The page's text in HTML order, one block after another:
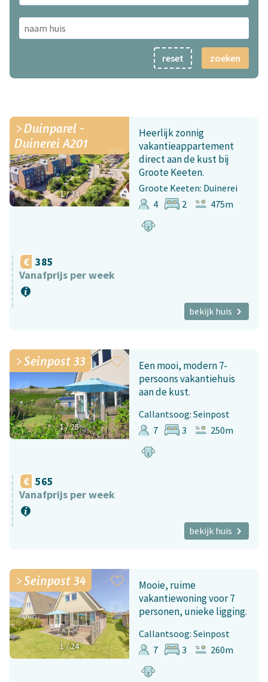
zoeken
reset
1/24
Duinparel -
Duinerei A201
Heerlijk zonnig
vakantieappartement
direct aan de kust bij
Groote Keeten.
Groote Keeten: Duinerei
4
2 475m
385
Vanafprijs per week
bekijk huis
1/25
Seinpost 33
Een mooi, modern 7-
persoons vakantiehuis
aan de kust.
Callantsoog: Seinpost
7
3 250m
565
Vanafprijs per week
bekijk huis
1/24
Seinpost 34
Mooie, ruime
vakantiewoning voor 7
personen, unieke ligging.
Callantsoog: Seinpost
7
3 260m